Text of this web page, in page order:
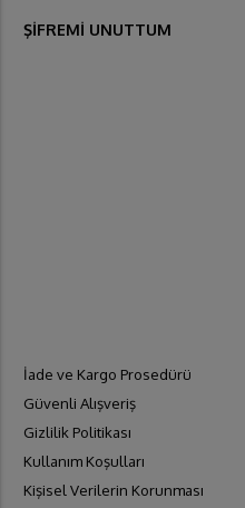
ŞİFREMİ UNUTTUM
İade ve Kargo Prosedürü
Güvenli Alışveriş
Gizlilik Politikası
Kullanım Koşulları
Kişisel Verilerin Korunması